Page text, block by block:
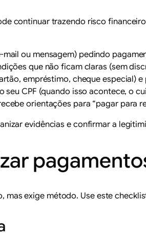
continuar trazendo risco
mail ou mensagem) pedindo
que não ficam claras (sem
empréstimo, cheque especial)
seu CPF (quando isso acontece, o
orientações para “pagar para
evidências e confirmar a
mas exige método. Use este